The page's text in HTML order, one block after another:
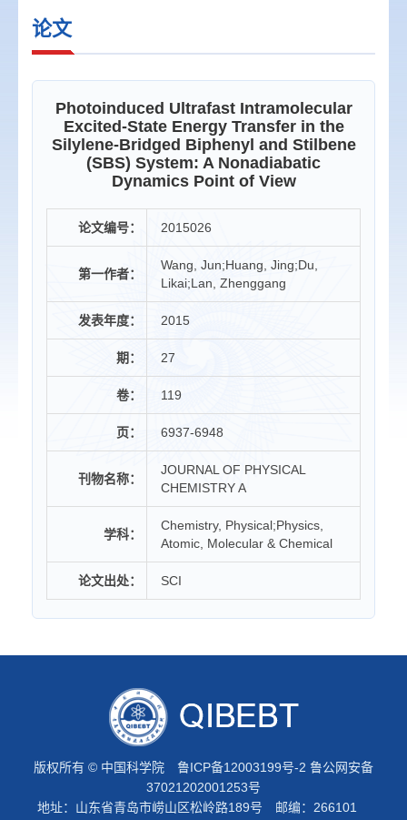
论文
Photoinduced Ultrafast Intramolecular
Excited-State Energy Transfer in the
Silylene-Bridged Biphenyl and Stilbene
(SBS) System: A Nonadiabatic
Dynamics Point of View
论文编号： 2015026
第一作者：
Wang, Jun;Huang, Jing;Du,
Likai;Lan, Zhenggang
发表年度： 2015
期： 27
卷： 119
页： 6937-6948
刊物名称：
JOURNAL OF PHYSICAL
CHEMISTRY A
学科：
Chemistry, Physical;Physics,
Atomic, Molecular & Chemical
论文出处： SCI
版权所有 © 中国科学院 鲁ICP备12003199号-2 鲁公网安备
37021202001253号
地址：山东省青岛市崂山区松岭路189号 邮编：266101